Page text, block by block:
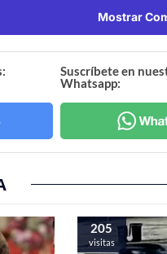
Mostrar
Suscríbete en
Whatsapp:
205
visitas